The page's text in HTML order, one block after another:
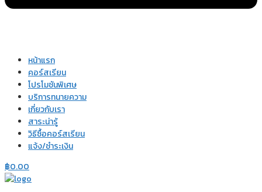
หน้าแรก
คอร์สเรียน
โปรโมชันพิเศษ
บริการทนายความ
เกี่ยวกับเรา
สาระน่ารู้
วิธีซื้อคอร์สเรียน
แจ้ง/ชำระเงิน
฿0.00